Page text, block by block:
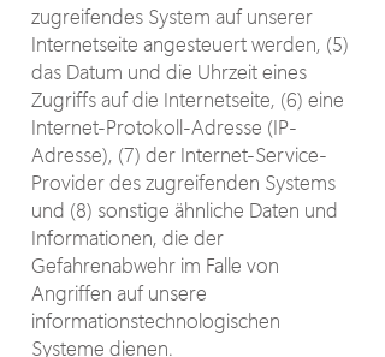
zugreifendes System auf unserer
Internetseite angesteuert werden, (5)
das Datum und die Uhrzeit eines
Zugriffs auf die Internetseite, (6) eine
Internet-Protokoll-Adresse (IP-
Adresse), (7) der Internet-Service-
Provider des zugreifenden Systems
und (8) sonstige ähnliche Daten und
Informationen, die der
Gefahrenabwehr im Falle von
Angriffen auf unsere
informationstechnologischen
Systeme dienen.